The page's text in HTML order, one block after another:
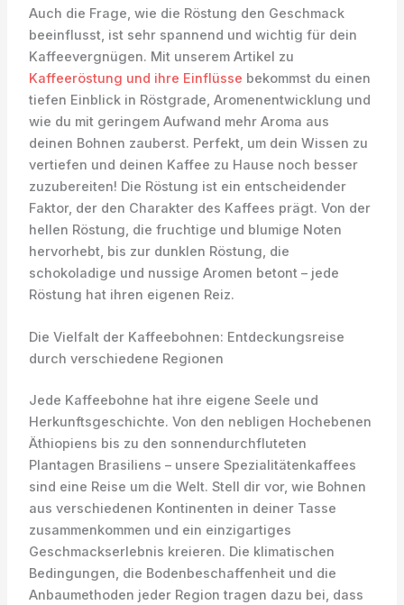
Auch die Frage, wie die Röstung den Geschmack
beeinflusst, ist sehr spannend und wichtig für dein
Kaffeevergnügen. Mit unserem Artikel zu
Kaffeeröstung und ihre Einflüsse bekommst du einen
tiefen Einblick in Röstgrade, Aromenentwicklung und
wie du mit geringem Aufwand mehr Aroma aus
deinen Bohnen zauberst. Perfekt, um dein Wissen zu
vertiefen und deinen Kaffee zu Hause noch besser
zuzubereiten! Die Röstung ist ein entscheidender
Faktor, der den Charakter des Kaffees prägt. Von der
hellen Röstung, die fruchtige und blumige Noten
hervorhebt, bis zur dunklen Röstung, die
schokoladige und nussige Aromen betont – jede
Röstung hat ihren eigenen Reiz.
Die Vielfalt der Kaffeebohnen: Entdeckungsreise
durch verschiedene Regionen
Jede Kaffeebohne hat ihre eigene Seele und
Herkunftsgeschichte. Von den nebligen Hochebenen
Äthiopiens bis zu den sonnendurchfluteten
Plantagen Brasiliens – unsere Spezialitätenkaffees
sind eine Reise um die Welt. Stell dir vor, wie Bohnen
aus verschiedenen Kontinenten in deiner Tasse
zusammenkommen und ein einzigartiges
Geschmackserlebnis kreieren. Die klimatischen
Bedingungen, die Bodenbeschaffenheit und die
Anbaumethoden jeder Region tragen dazu bei, dass